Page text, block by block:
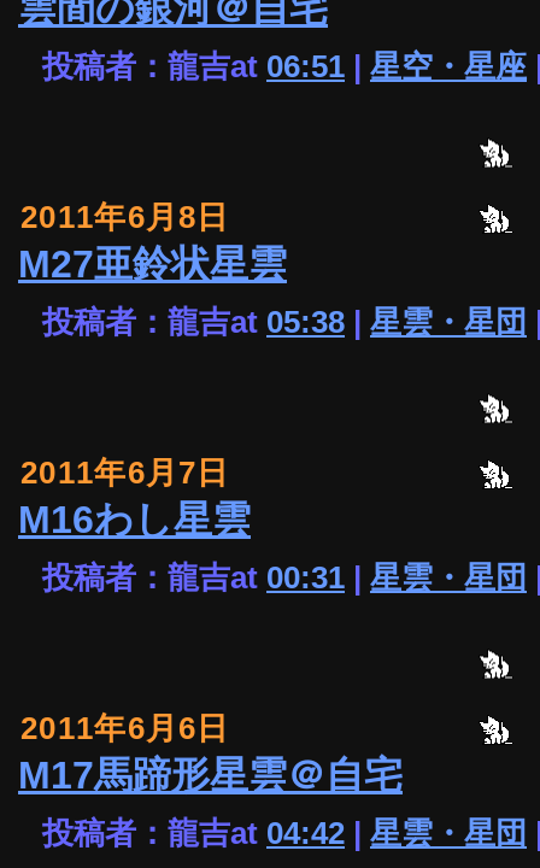
投稿者：龍吉at 06:51 | 星空・星座
2011年6月8日
M27亜鈴状星雲
投稿者：龍吉at 05:38 | 星雲・星団
2011年6月7日
M16わし星雲
投稿者：龍吉at 00:31 | 星雲・星団
2011年6月6日
M17馬蹄形星雲＠自宅
投稿者：龍吉at 04:42 | 星雲・星団